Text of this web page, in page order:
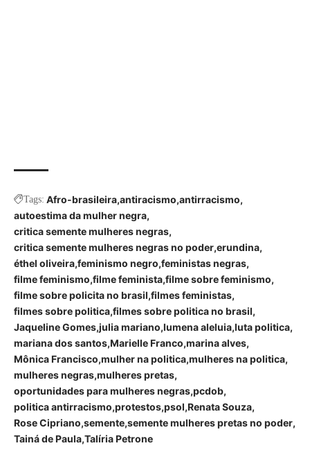
Tags: Afro-brasileira antiracismo antirracismo
autoestima da mulher negra
critica semente mulheres negras
critica semente mulheres negras no poder erundina
éthel oliveira feminismo negro feministas negras
filme feminismo filme feminista filme sobre feminismo
filme sobre policita no brasil filmes feministas
filmes sobre politica filmes sobre politica no brasil
Jaqueline Gomes julia mariano lumena aleluia luta politica
mariana dos santos Marielle Franco marina alves
Mônica Francisco mulher na politica mulheres na politica
mulheres negras mulheres pretas
oportunidades para mulheres negras pcdob
politica antirracismo protestos psol Renata Souza
Rose Cipriano semente semente mulheres pretas no poder
Tainá de Paula Talíria Petrone